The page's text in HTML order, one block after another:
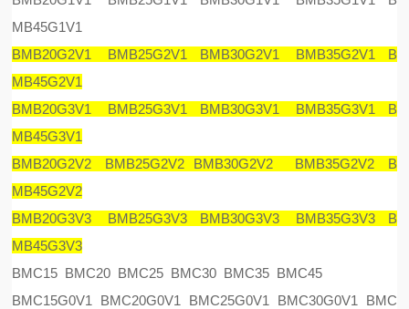
MB45G1V1
BMB20G2V1 BMB25G2V1 BMB30G2V1 BMB35G2V1 B
MB45G2V1
BMB20G3V1 BMB25G3V1 BMB30G3V1 BMB35G3V1 B
MB45G3V1
BMB20G2V2 BMB25G2V2 BMB30G2V2 BMB35G2V2 B
MB45G2V2
BMB20G3V3 BMB25G3V3 BMB30G3V3 BMB35G3V3 B
MB45G3V3
BMC15 BMC20 BMC25 BMC30 BMC35 BMC45
BMC15G0V1 BMC20G0V1 BMC25G0V1 BMC30G0V1 BMC